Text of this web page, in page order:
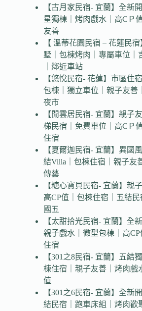
【古月家民宿- 宜蘭】全新
星獨棟｜烤肉戲水｜高CＰ
友善
【 溫蒂花園民宿 – 花蓮民宿
墅｜包棟烤肉｜專屬車位｜
｜鄰近車站
【悠悅民宿- 花蓮】市區住
包棟｜獨立車位｜親子友善
夜市
【閒雲居民宿- 宜蘭】親子
梯民宿｜免費車位｜高CＰ
住宿
【夏爾迦民宿- 宜蘭】異國
結Villa｜包棟住宿｜親子友
傳藝
【糖心寶貝民宿- 宜蘭】親子
高CP值｜包棟住宿｜五結
國五
【太甜拾光民宿- 宜蘭】全新
親子戲水｜微型包棟｜高CP
住宿
【301之8民宿- 宜蘭】五結
棟住宿｜親子友善｜烤肉戲
值
【301之6民宿- 宜蘭】全新
結民宿｜跑車床組｜烤肉歡